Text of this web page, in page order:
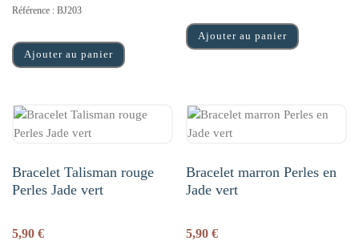
Référence : BJ203
Ajouter au panier
Ajouter au panier
Bracelet Talisman rouge
Perles Jade vert
5,90 €
Bracelet marron Perles en
Jade vert
5,90€